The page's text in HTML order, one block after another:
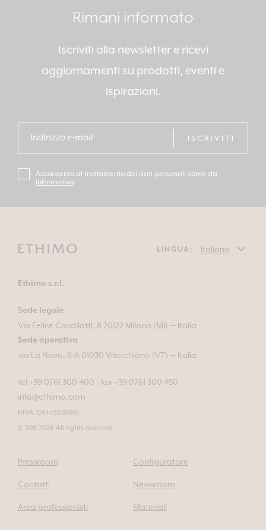
Rimani informato
Iscriviti alla newsletter e ricevi
aggiornamenti su prodotti, eventi e
ispirazioni.
ISCRIVITI
Acconsento al trattamento dei dati personali come da
informativa.
LINGUA:
Ethimo s.r.l.
Sede legale
Via Felice Cavallotti, 8 20122 Milano (MI) — Italia
Sede operativa
via La Nova, 6/A 01030 Vitorchiano (VT) — Italia
tel +39 0761 300 400
fax +39 0761 300 450
info@ethimo.com
P.IVA: 04445850961
© 2011-2026 All rights reserved
Pressroom Configuratore
Contatti Newsroom
Area professionisti Materiali